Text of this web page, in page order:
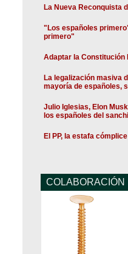
La Nueva Reconquista
"Los españoles
primero"
Adaptar la Constitución
La legalización masiva
mayoría de españoles,
Julio Iglesias, Elon
los españoles del
El PP, la estafa
COLABORACIÓN